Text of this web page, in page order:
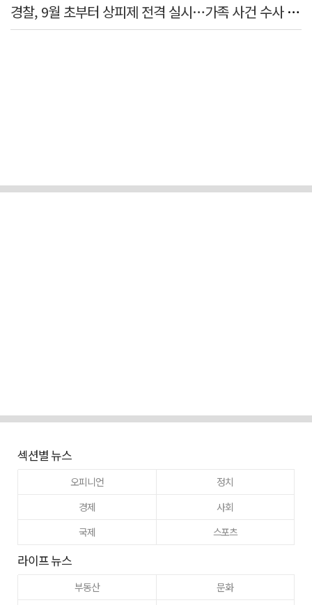
경찰, 9월 초부터 상피제 전격 실시…가족 사건 수사 못해
섹션별 뉴스
오피니언
정치
경제
사회
국제
스포츠
라이프 뉴스
부동산
문화